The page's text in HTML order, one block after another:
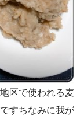
区で使われる麦
すちなみに我が